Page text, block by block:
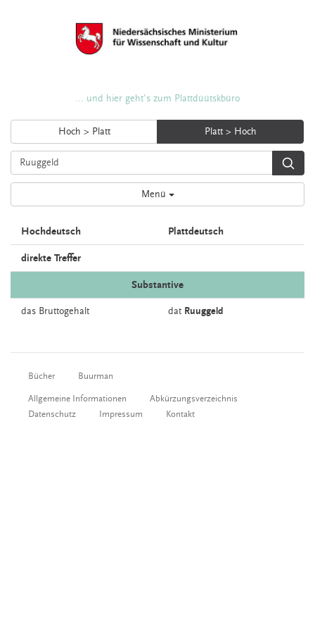
... und hier geht's zum Plattdüütskbüro
Hoch > Platt Platt > Hoch
Menü
Hochdeutsch Plattdeutsch
direkte Treffer
Substantive
das Bruttogehalt dat Ruuggeld
Bücher Buurman
Allgemeine Informationen
Abkürzungsverzeichnis
Datenschutz
Impressum Kontakt